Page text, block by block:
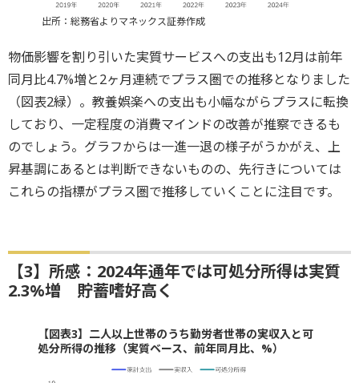
出所：総務省よりマネックス証券作成
物価影響を割り引いた実質サービスへの支出も12月は前年
同月比4.7%増と2ヶ月連続でプラス圏での推移となりました
（図表2緑）。教養娯楽への支出も小幅ながらプラスに転換
しており、一定程度の消費マインドの改善が推察できるも
のでしょう。グラフからは一進一退の様子がうかがえ、上
昇基調にあるとは判断できないものの、先行きについては
これらの指標がプラス圏で推移していくことに注目です。
【3】所感：2024年通年では可処分所得は実質
2.3%増 貯蓄嗜好高く
【図表3】二人以上世帯のうち勤労者世帯の実収入と可
処分所得の推移（実質ベース、前年同月比、%）